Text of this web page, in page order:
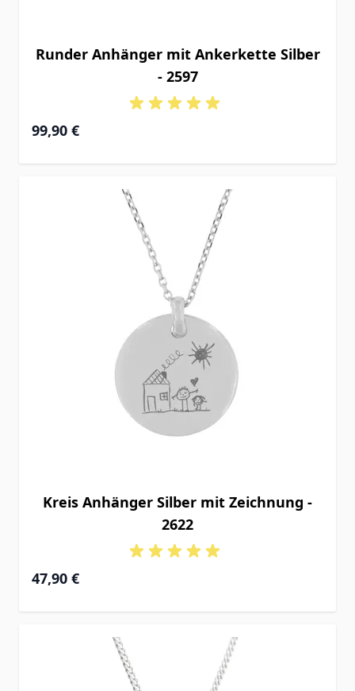
Runder Anhänger mit Ankerkette Silber
- 2597
99,90 €
Kreis Anhänger Silber mit Zeichnung -
2622
47,90 €